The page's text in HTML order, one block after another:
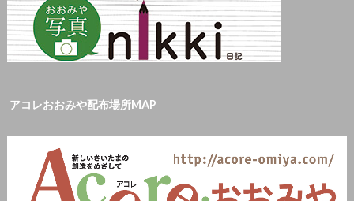
アコレおおみや配布場所MAP